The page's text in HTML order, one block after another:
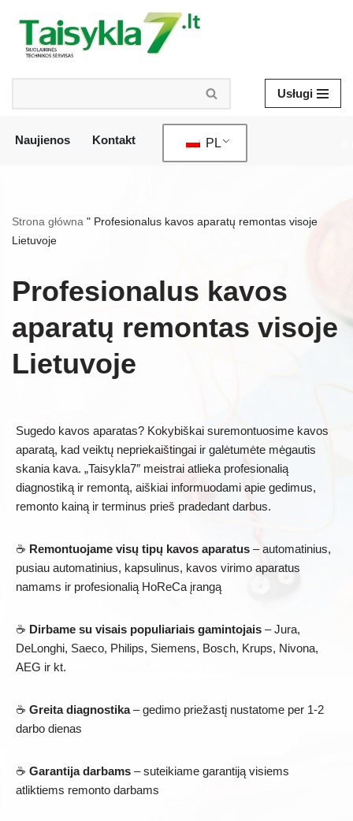
Przejdź
treści
Usługi
Naujienos Kontakt PL
Strona główna " Profesionalus kavos aparatų remontas visoje
Lietuvoje
Profesionalus kavos
aparatų remontas visoje
Lietuvoje
Sugedo kavos aparatas? Kokybiškai suremontuosime kavos
aparatą, kad veiktų nepriekaištingai ir galėtumėte mėgautis
skania kava. „Taisykla7″ meistrai atlieka profesionalią
diagnostiką ir remontą, aiškiai informuodami apie gedimus,
remonto kainą ir terminus prieš pradedant darbus.
☕ Remontuojame visų tipų kavos aparatus – automatinius,
pusiau automatinius, kapsulinus, kavos virimo aparatus
namams ir profesionalią HoReCa įrangą
☕ Dirbame su visais populiariais gamintojais – Jura,
DeLonghi, Saeco, Philips, Siemens, Bosch, Krups, Nivona,
AEG ir kt.
☕ Greita diagnostika– gedimo priežastį nustatome per 1-2
darbo dienas
☕ Garantija darbams – suteikiame garantiją visiems
atliktiems remonto darbams